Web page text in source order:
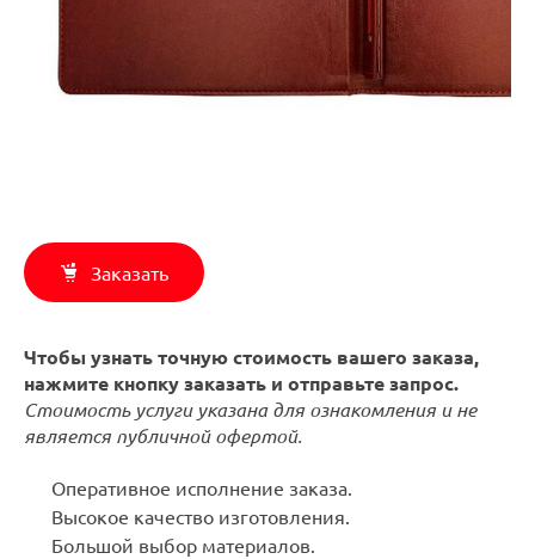
Заказать
Чтобы узнать точную стоимость вашего заказа,
нажмите кнопку заказать и отправьте запрос.
Стоимость услуги указана для ознакомления и не
является публичной офертой.
Оперативное исполнение заказа.
Высокое качество изготовления.
Большой выбор материалов.